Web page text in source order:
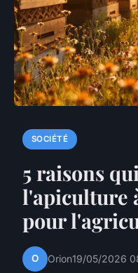
SOCIÉTÉ
5 raisons
l'apiculture
pour
O Orion19/05/2026